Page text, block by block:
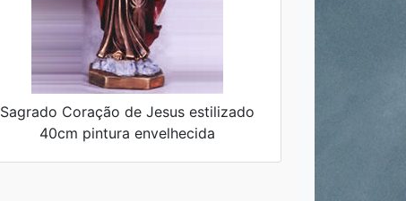
Sagrado Coração de Jesus estilizado
40cm pintura envelhecida